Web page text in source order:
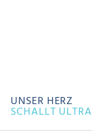
UNSER HERZ
SCHALLT ULTRA